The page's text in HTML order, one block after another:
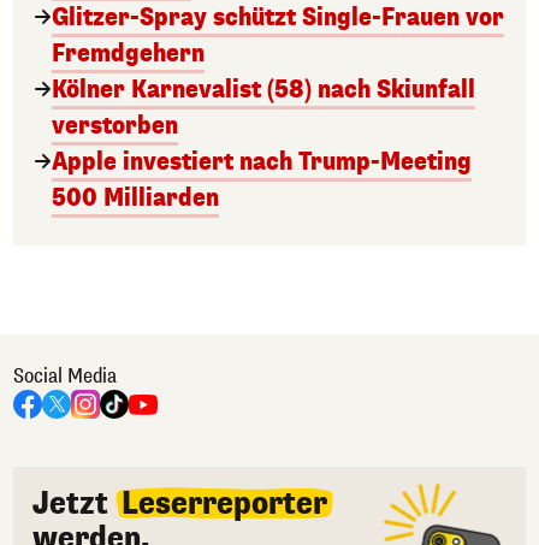
Glitzer-Spray schützt Single-Frauen vor
Fremdgehern
Kölner Karnevalist (58) nach Skiunfall
verstorben
Apple investiert nach Trump-Meeting
500 Milliarden
Social Media
Jetzt Leserreporter